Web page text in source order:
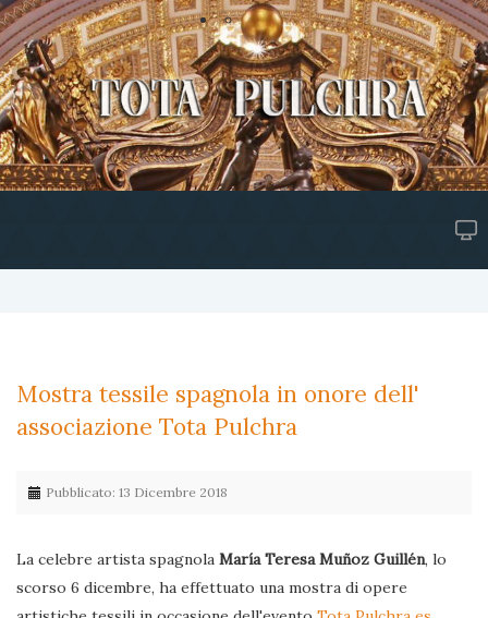
Mostra tessile spagnola in onore dell'
associazione Tota Pulchra
Pubblicato: 13 Dicembre 2018
La celebre artista spagnola María Teresa Muñoz Guillén, lo
scorso 6 dicembre, ha effettuato una mostra di opere